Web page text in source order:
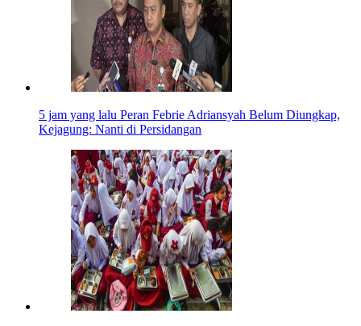
5 jam yang lalu Peran Febrie Adriansyah Belum Diungkap,
Kejagung: Nanti di Persidangan